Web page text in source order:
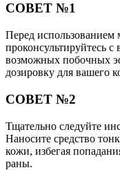
СОВЕТ №1
Перед использованием
проконсультируйтесь
возможных побочных
дозировку для вашего
СОВЕТ №2
Тщательно следуйте
Наносите средство
кожи, избегая
раны.